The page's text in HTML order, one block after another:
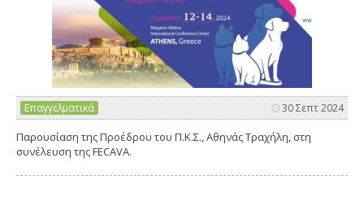
Επαγγελματικά 30 Σεπτ 2024
Παρουσίαση της Προέδρου του Π.Κ.Σ., Αθηνάς Τραχήλη, στη
συνέλευση της FECAVA.